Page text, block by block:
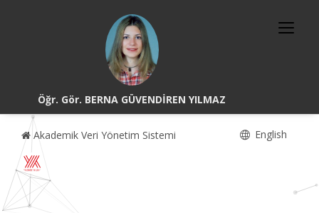
Öğr. Gör. BERNA GÜVENDİREN YILMAZ
Akademik Veri Yönetim Sistemi English